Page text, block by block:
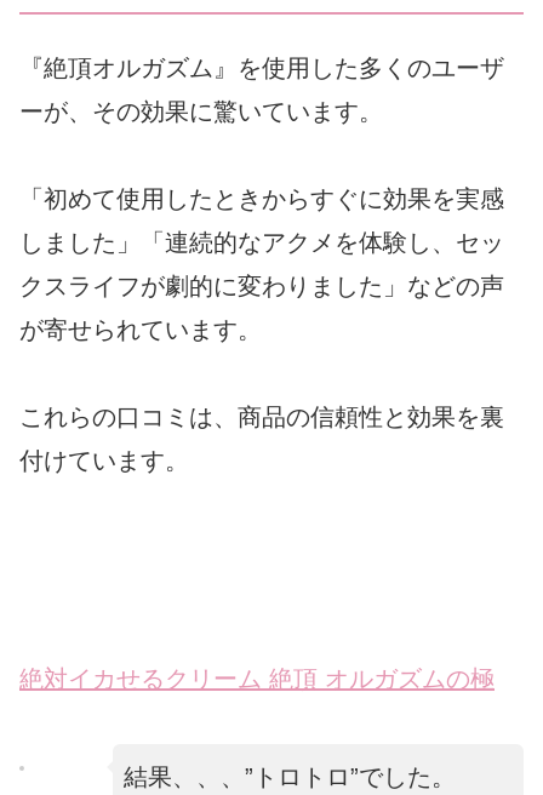
『絶頂オルガズム』を使用した多くのユーザ
ーが、その効果に驚いています。
「初めて使用したときからすぐに効果を実感
しました」「連続的なアクメを体験し、セッ
クスライフが劇的に変わりました」などの声
が寄せられています。
これらの口コミは、商品の信頼性と効果を裏
付けています。
絶対イカせるクリーム 絶頂 オルガズムの極
結果、、、”トロトロ”でした。